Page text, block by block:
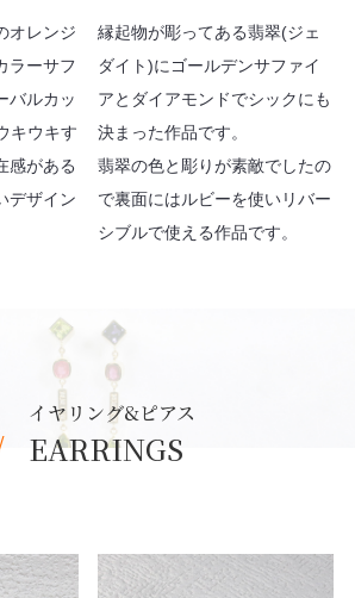
オレンジ
ラーサフ
バルカッ
キウキす
感がある
デザイン
縁起物が彫ってある翡翠(ジェ
ダイト)にゴールデンサファイ
アとダイアモンドでシックにも
決まった作品です。
翡翠の色と彫りが素敵でしたの
で裏面にはルビーを使いリバー
シブルで使える作品です。
イヤリング&ピアス
EARRINGS